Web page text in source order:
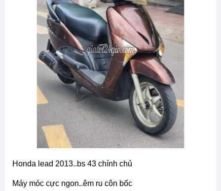
honda lead 2013..bs 43 chính chủ
máy móc cực ngon..êm ru côn bốc